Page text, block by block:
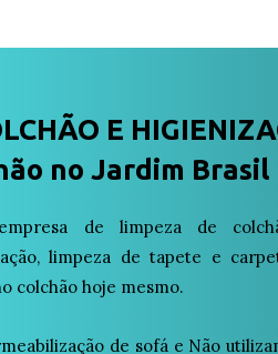
E
no Jardim Brasil
de limpeza de
limpeza de tapete e
colchão hoje mesmo.
de sofá e Não